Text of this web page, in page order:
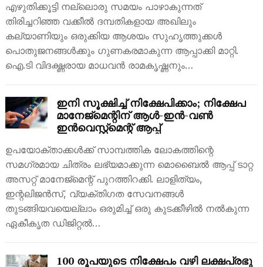
എഴുതിക്കൂട്ടി നല്ലൊരു സമയം പാഴാകുന്നത്
തിരിച്ചറിഞ്ഞ വക്കീൽ ദമ്പതികളായ അഖിലും
കല്യാണിയും ഒരുക്കിയ ആശയം സുഹൃത്തുക്കൾ
പൊതുജനങ്ങൾക്കും ഗുണകരമാകുന്ന ആപ്പാക്കി മാറ്റി.
ഐ.ടി വിദഗ്ദ്ധരായ മാധവൻ രാമകൃഷ്ണനും…
ഇനി സൂക്ഷിച്ച് നിക്ഷേപിക്കാം; നിക്ഷേപ
മാനേജ്‌മെന്റിന് ആൾ-ഇൻ-വൺ
ഇൻവെസ്റ്റ്‌മെന്റ് ആപ്പ്
ഉപയോക്താക്കൾക്ക് സാമ്പത്തിക ലോകത്തിന്റെ
സമഗ്രമായ ചിത്രം ലഭ്യമാക്കുന്ന മൊബൈൽ ആപ്പ് ടാറ്റ
അസറ്റ് മാനേജ്‌മെന്റ് പുറത്തിറക്കി. ലാളിത്യം,
ഇന്റലിജൻസ്, വ്യക്തിഗത സേവനങ്ങൾ
തുടങ്ങിയവയെല്ലാം ഒരുമിച്ച് ഒരു കുടക്കീഴിൽ നൽകുന്ന
ഏകീകൃത ഡിജിറ്റൽ…
100 രൂപയുടെ നിക്ഷേപം വഴി ലക്ഷപ്രഭു